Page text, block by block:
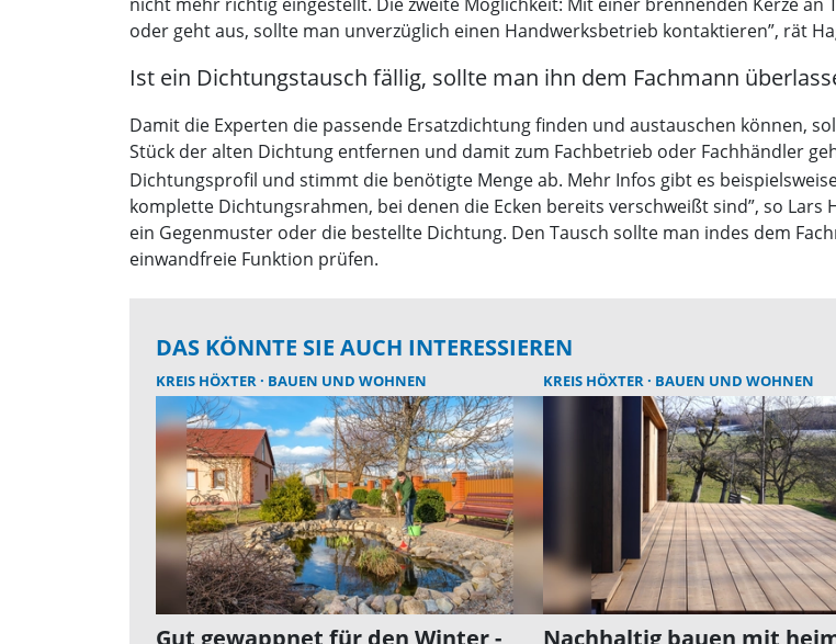
oder geht aus, sollte man unverzüglich einen Handwerksbetrieb kontaktieren”, rät
Ist ein Dichtungstausch fällig, sollte man ihn dem Fachmann
Damit die Experten die passende Ersatzdichtung finden und austauschen können,
Stück der alten Dichtung entfernen und damit zum Fachbetrieb oder Fachhändler
Dichtungsprofil und stimmt die benötigte Menge ab. Mehr Infos gibt es
komplette Dichtungsrahmen, bei denen die Ecken bereits verschweißt sind”, so
ein Gegenmuster oder die bestellte Dichtung. Den Tausch sollte man indes dem
einwandfreie Funktion prüfen.
DAS KÖNNTE SIE AUCH INTERESSIEREN
KREIS HÖXTER BAUEN UND WOHNEN
Gut gewappnet für den Winter -
KREIS HÖXTER BAUEN UND WOHNEN
Nachhaltig bauen mit